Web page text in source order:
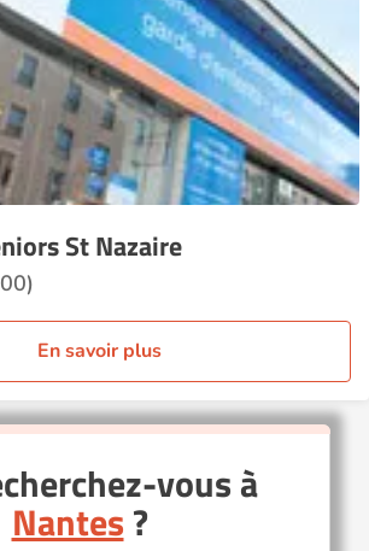
St Nazaire
En savoir plus
vous à
Nantes?